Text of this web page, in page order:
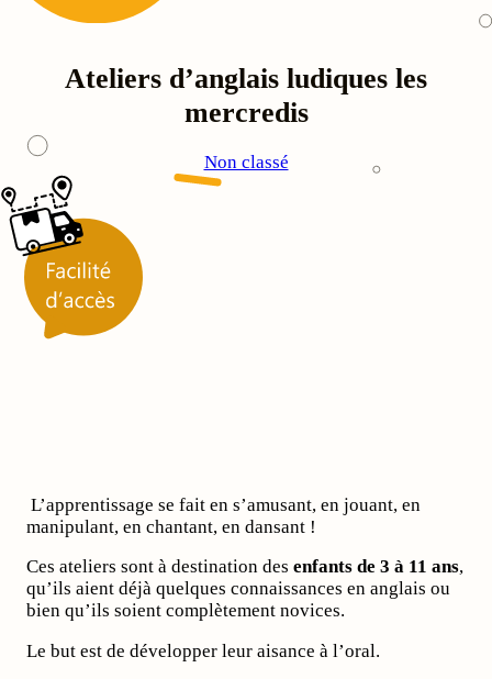
Ateliers d’anglais ludiques les
mercredis
Non classé
L’apprentissage se fait en s’amusant, en jouant, en
manipulant, en chantant, en dansant !
Ces ateliers sont à destination des enfants de 3 à 11 ans,
qu’ils aient déjà quelques connaissances en anglais ou
bien qu’ils soient complètement novices.
Le but est de développer leur aisance à l’oral.